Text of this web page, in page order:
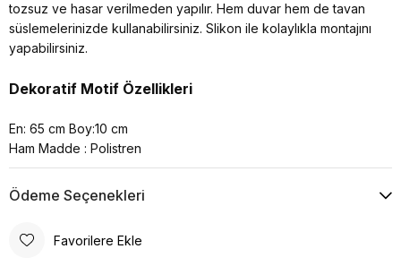
tozsuz ve hasar verilmeden yapılır. Hem duvar hem de tavan
süslemelerinizde kullanabilirsiniz. Slikon ile kolaylıkla montajını
yapabilirsiniz.
Dekoratif Motif Özellikleri
En: 65 cm Boy:10 cm
Ham Madde : Polistren
Ödeme Seçenekleri
Favorilere Ekle